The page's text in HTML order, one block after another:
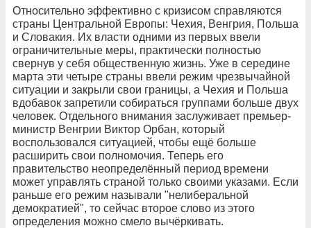
Относительно эффективно с кризисом справляются
страны Центральной Европы: Чехия, Венгрия, Польша
и Словакия. Их власти одними из первых ввели
ограничительные меры, практически полностью
свернув у себя общественную жизнь. Уже в середине
марта эти четыре страны ввели режим чрезвычайной
ситуации и закрыли свои границы, а Чехия и Польша
вдобавок запретили собираться группами больше двух
человек. Отдельного внимания заслуживает премьер-
министр Венгрии Виктор Орбан, который
воспользовался ситуацией, чтобы ещё больше
расширить свои полномочия. Теперь его
правительство неопределённый период времени
может управлять страной только своими указами. Если
раньше его режим называли "нелиберальной
демократией", то сейчас второе слово из этого
определения можно смело вычёркивать.